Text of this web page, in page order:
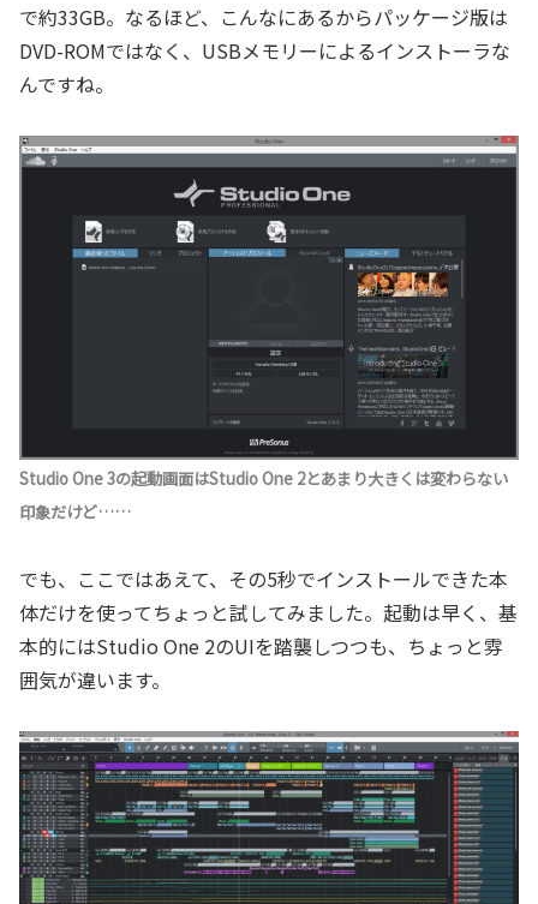
で約33GB。なるほど、こんなにあるからパッケージ版は
DVD-ROMではなく、USBメモリーによるインストーラな
んですね。
Studio One 3の起動画面はStudio One 2とあまり大きくは変わらない
印象だけど……
でも、ここではあえて、その5秒でインストールできた本
体だけを使ってちょっと試してみました。起動は早く、基
本的にはStudio One 2のUIを踏襲しつつも、ちょっと雰
囲気が違います。